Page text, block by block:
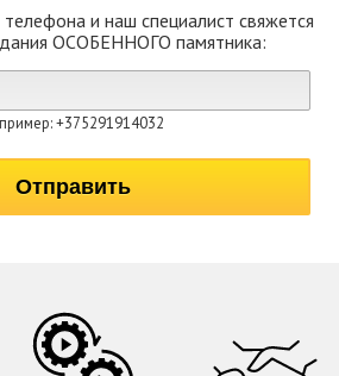
и наш специалист свяжется
ОСОБЕННОГО памятника:
+375291914032